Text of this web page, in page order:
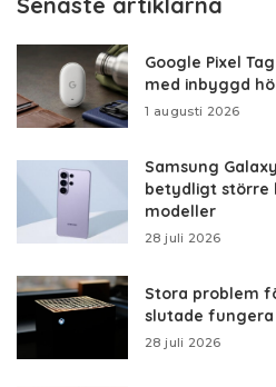
Google Pixel
med inbyggd
1 augusti 2026
Samsung
betydligt större
modeller
28 juli 2026
Stora problem
slutade fungera
28 juli 2026